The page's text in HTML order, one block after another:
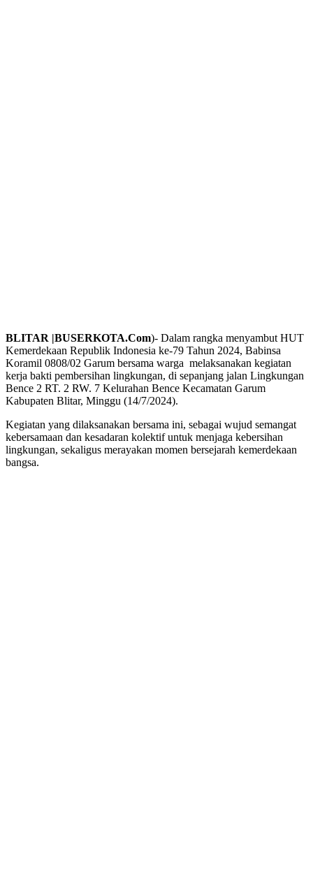
BLITAR |BUSERKOTA.Com)- Dalam rangka menyambut HUT
Kemerdekaan Republik Indonesia ke-79 Tahun 2024, Babinsa
Koramil 0808/02 Garum bersama warga melaksanakan kegiatan
kerja bakti pembersihan lingkungan, di sepanjang jalan Lingkungan
Bence 2 RT. 2 RW. 7 Kelurahan Bence Kecamatan Garum
Kabupaten Blitar, Minggu (14/7/2024).
Kegiatan yang dilaksanakan bersama ini, sebagai wujud semangat
kebersamaan dan kesadaran kolektif untuk menjaga kebersihan
lingkungan, sekaligus merayakan momen bersejarah kemerdekaan
bangsa.